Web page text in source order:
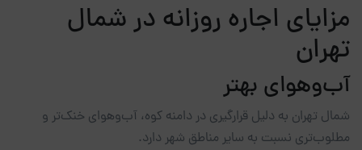
مزایای اجاره روزانه در شمال
تهران
آب‌وهوای بهتر
شمال تهران به دلیل قرارگیری در دامنه کوه، آب‌وهوای خنک‌تر و
مطلوب‌تری نسبت به سایر مناطق شهر دارد.